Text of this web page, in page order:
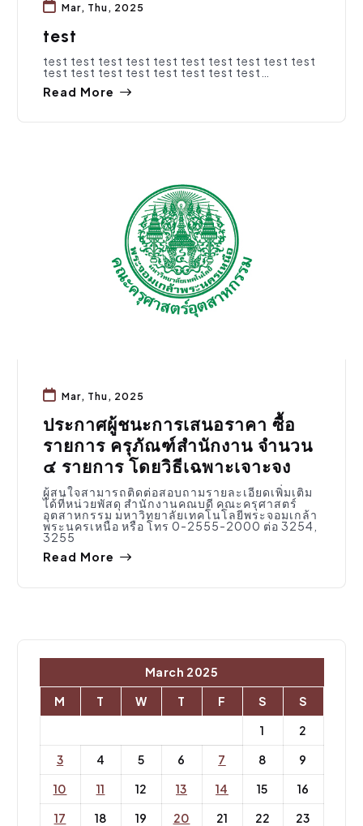
Mar, Thu, 2025
test
test test test test test test test test test test
test test test test test test test test…
Read More
Mar, Thu, 2025
ประกาศผู้ชนะการเสนอราคา ซื้อ
รายการ ครุภัณฑ์สำนักงาน จำนวน
๔ รายการ โดยวิธีเฉพาะเจาะจง
ผู้สนใจสามารถติดต่อสอบถามรายละเอียดเพิ่มเติม
ได้ที่หน่วยพัสดุ สำนักงานคณบดี คณะครุศาสตร์
อุตสาหกรรม มหาวิทยาลัยเทคโนโลยีพระจอมเกล้า
พระนครเหนือ หรือ โทร 0-2555-2000 ต่อ 3254,
3255
Read More
March 2025
M
T W T F S
S
1
2
3
4 5 6 7 8
9
10
11 12 13 14 15
16
17
18 19 20 21 22
23